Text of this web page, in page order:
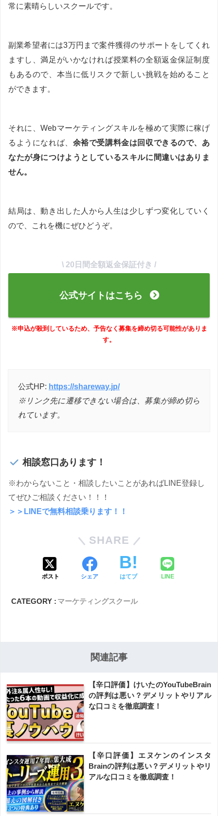
常に素晴らしいスクールです。
副業希望者には3万円まで案件獲得のサポートをしてくれ
ますし、満足がいかなければ授業料の全額返金保証制度
もあるので、本当に低リスクで新しい挑戦を始めること
ができます。
それに、Webマーケティングスキルを極めて実際に稼げ
るようになれば、 余裕で受講料金は回収できるので、あ
なたが身につけようとしているスキルに間違いはありま
せん。
結局は、動き出した人から人生は少しずつ変化していく
ので、これを機にぜひどうぞ。
\ 20日間全額返金保証付き /
公式サイトはこちら
※申込が殺到しているため、予告なく募集を締め切る可能性がありま
す。
公式HP: https://shareway.jp/
※リンク先に遷移できない場合は、募集が締め切ら
れています。
相談窓口あります！
※わからないこと・相談したいことがあればLINE登録し
てぜひご相談ください！！！
＞＞LINEで無料相談乗ります！！
SHARE
ポスト シェア はてブ LINE
CATEGORY : マーケティングスクール
関連記事
【辛口評価】けいたのYouTubeBrain
の評判は悪い？デメリットやリアル
な口コミを徹底調査！
【辛口評価】エヌケンのインスタ
Brainの評判は悪い？デメリットやリ
アルな口コミを徹底調査！